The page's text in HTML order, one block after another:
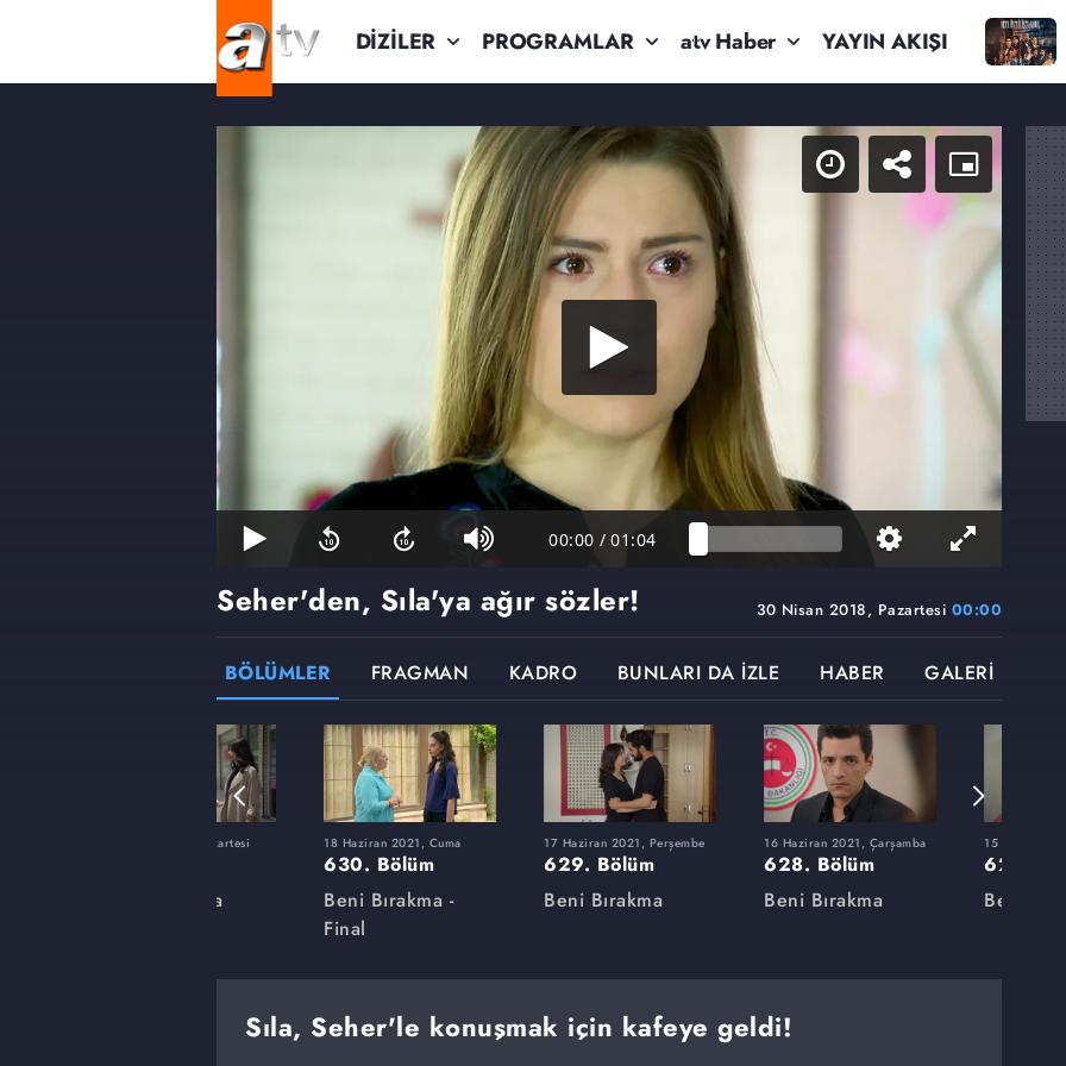
DİZİLER PROGRAMLAR atv Haber YAYIN AKIŞI
00:00 / 01:04
30 Nisan 2018, Pazartesi 00:00
Seher'den, Sıla'ya ağır sözler!
BÖLÜMLER FRAGMAN KADRO BUNLARI DA İZLE HABER GALERİ
31 Mayıs 2021, Pazartesi
Beni Bırakma
18 Haziran 2021, Cuma
630. Bölüm
Beni Bırakma -
Final
17 Haziran 2021, Perşembe
629. Bölüm
Beni Bırakma
16 Haziran 2021, Çarşamba
628. Bölüm
Beni Bırakma
15 Haziran
627.
Beni
Sıla, Seher'le konuşmak için kafeye geldi!